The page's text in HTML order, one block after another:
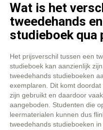
Wat is het
tweedehands
studieboek qua
Het prijsverschil tussen een
studieboek kan aanzienlijk
tweedehands studieboeken
exemplaren. Dit komt
zijn gebruikt en daardoor
aangeboden. Studenten die
leermaterialen kunnen dus
tweedehands studieboeken